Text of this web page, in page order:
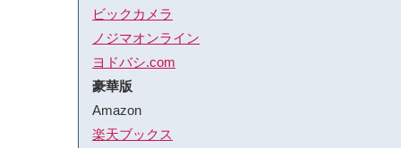
ビックカメラ
ノジマオンライン
ヨドバシ.com
豪華版
Amazon
楽天ブックス